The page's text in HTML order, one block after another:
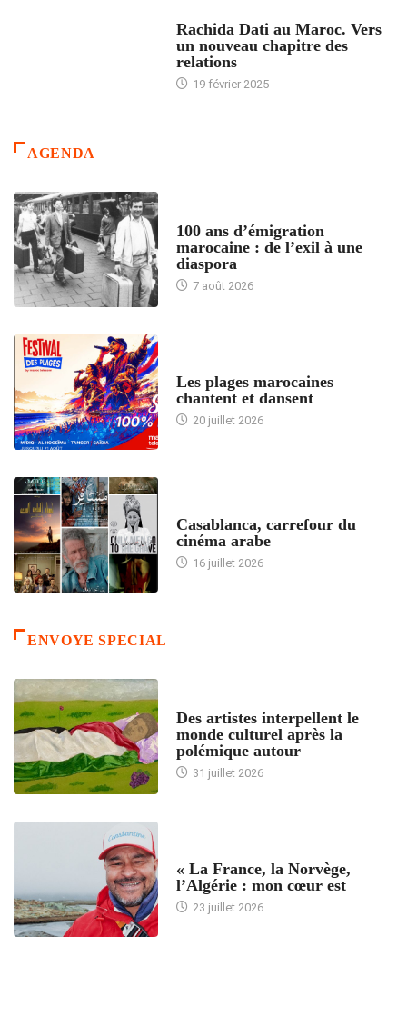
Rachida Dati au Maroc. Vers
un nouveau chapitre des
relations
19 février 2025
AGENDA
100 ans d’émigration
marocaine : de l’exil à une
diaspora
7 août 2026
Les plages marocaines
chantent et dansent
20 juillet 2026
Casablanca, carrefour du
cinéma arabe
16 juillet 2026
ENVOYE SPECIAL
Des artistes interpellent le
monde culturel après la
polémique autour
31 juillet 2026
« La France, la Norvège,
l’Algérie : mon cœur est
23 juillet 2026